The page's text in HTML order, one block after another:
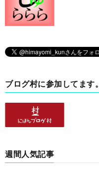
ブログ村に参加してます。
週間人気記事